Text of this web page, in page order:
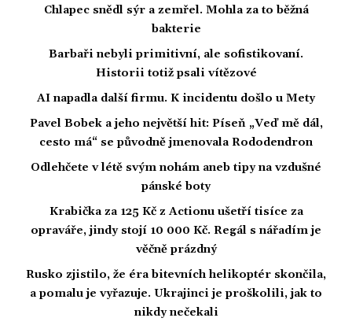
Chlapec snědl sýr a zemřel. Mohla za to běžná
bakterie
Barbaři nebyli primitivní, ale sofistikovaní.
Historii totiž psali vítězové
AI napadla další firmu. K incidentu došlo u Mety
Pavel Bobek a jeho největší hit: Píseň „Veď mě dál,
cesto má“ se původně jmenovala Rododendron
Odlehčete v létě svým nohám aneb tipy na vzdušné
pánské boty
Krabička za 125 Kč z Actionu ušetří tisíce za
opraváře, jindy stojí 10 000 Kč. Regál s nářadím je
věčně prázdný
Rusko zjistilo, že éra bitevních helikoptér skončila,
a pomalu je vyřazuje. Ukrajinci je proškolili, jak to
nikdy nečekali